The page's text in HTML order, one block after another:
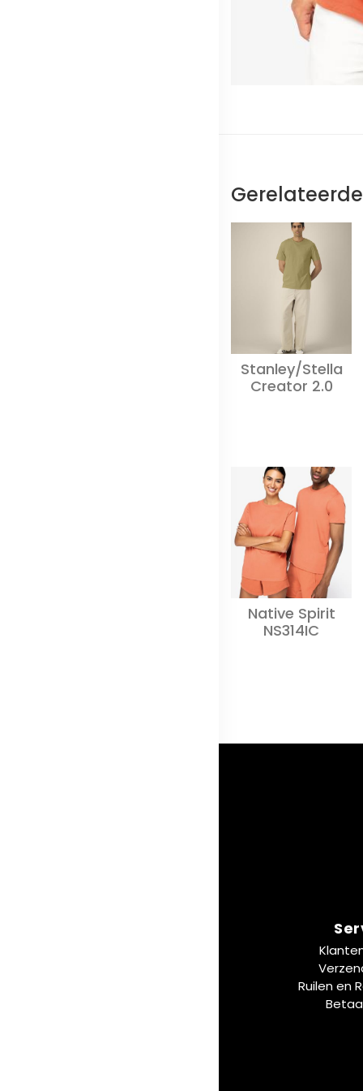
Stanley/Stella
Creator 2.0
Native Spirit
NS314IC
Ruilen en